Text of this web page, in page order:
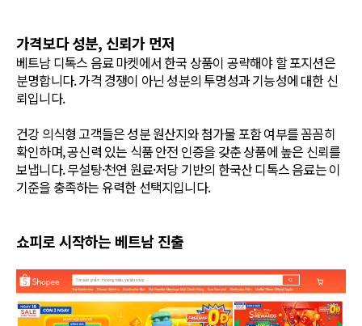
가격보다 성분, 신뢰가 먼저
베트남 디톡스 음료 마켓에서 한국 상품이 공략해야 할 포지션은
분명합니다. 가격 경쟁이 아닌 성분의 투명성과 기능성에 대한 신
뢰입니다.
건강 의식형 고객들은 성분 원산지와 첨가물 포함 여부를 꼼꼼히
확인하며, 공신력 있는 식품 안전 인증을 갖춘 상품에 높은 신뢰를
보냅니다. 무설탕·천연 원료·저당 기반의 한국산 디톡스 음료는 이
기준을 충족하는 유력한 선택지입니다.
쇼피로 시작하는 베트남 진출